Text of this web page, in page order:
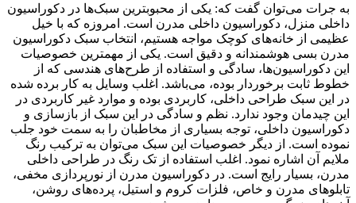
به جرات می‌توان گفت که: یکی از محبوبترین سبک‌ها در دکوراسیون
داخلی منزل، دکوراسیون داخلی مدرن است. امروزه که با خیل
عظیمی از خانه‌های کوچک مواجه هستیم، انتخاب سبک دکوراسیون
مدرن بسی هوشمندانه و دقیق است. یکی از مهمترین خصوصیات
این دکوراسیون‌ها، سادگی و استفاده از طرح‌های هندسی که از
خطوط ثابت برخوردار بوده، می‌باشد. اغلب وسایل به کار برده شده
در این سبک طراحی داخلی، کاربردی بوده و موارد غیر کاربردی در
این چیدمان وجود ندارد. نظم و سادگی در این سبک از بازسازی و
دکوراسیون داخلی، توجه بسیاری از مخاطبان را به سمت خود جلب
نموده است. از دیگر خصوصیات این سبک می‌توان به ترکیب رنگ
ملایم آن اشاره نمود. اغلب استفاده از تک رنگ در طراحی داخلی
مدرن، بسیار رایج است. در دکوراسیون مدرن از نورپردازی مخفی،
تابلوهای مدرن و خاص، فلزات کروم و استیل، پرده‌های روشن،